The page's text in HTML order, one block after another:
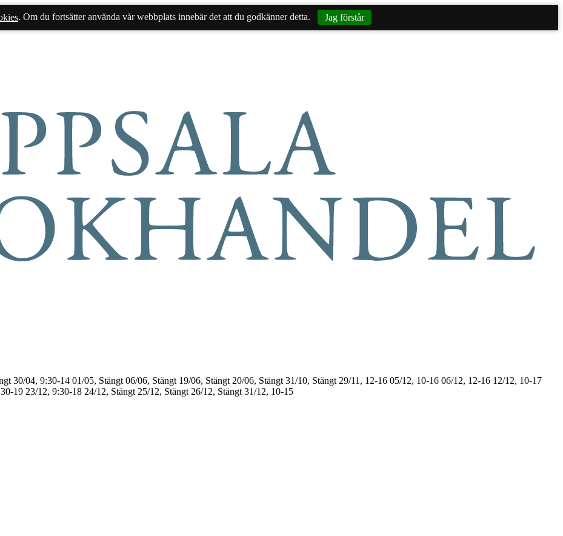
. Om du fortsätter använda vår webbplats innebär det att du godkänner detta.
Jag förstår
30/04, 9:30-14 01/05, Stängt 06/06, Stängt 19/06, Stängt 20/06, Stängt 31/10, Stängt 29/11, 12-16 05/12, 10-16 06/12, 12-16 12/12, 10-17
19 23/12, 9:30-18 24/12, Stängt 25/12, Stängt 26/12, Stängt 31/12, 10-15